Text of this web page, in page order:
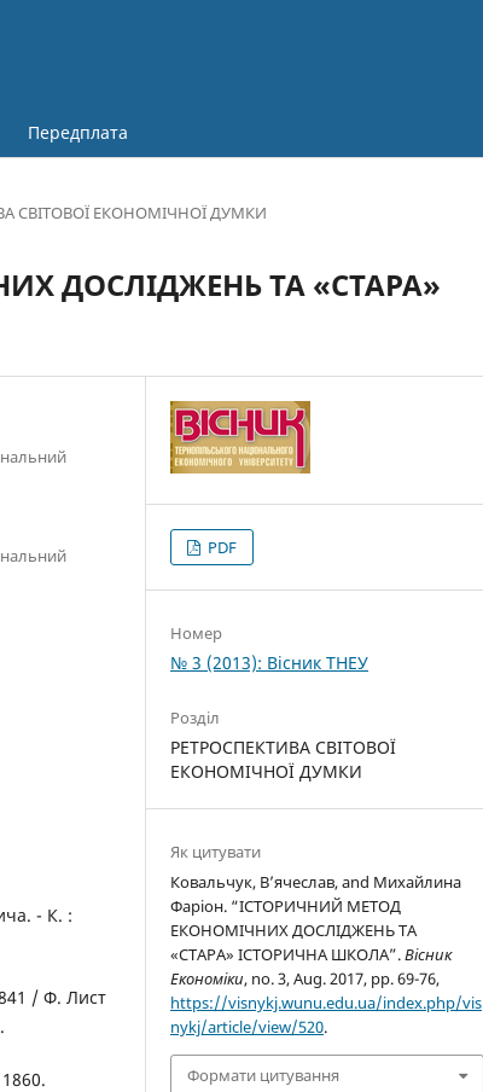
Передплата
СВІТОВОЇ ЕКОНОМІЧНОЇ ДУМКИ
ДОСЛІДЖЕНЬ ТА «СТАРА»
- К. :
/ Ф. Лист
PDF
Номер
№ 3 (2013): Вісник ТНЕУ
Розділ
РЕТРОСПЕКТИВА СВІТОВОЇ
ЕКОНОМІЧНОЇ ДУМКИ
Як цитувати
Ковальчук, В’ячеслав, and Михайлина
Фаріон. “ІСТОРИЧНИЙ МЕТОД
ЕКОНОМІЧНИХ ДОСЛІДЖЕНЬ ТА
«СТАРА» ІСТОРИЧНА ШКОЛА”.Вісник
Економіки, no. 3, Aug. 2017, pp. 69-76,
https://visnykj.wunu.edu.ua/index.php/vis
nykj/article/view/520.
Формати цитування